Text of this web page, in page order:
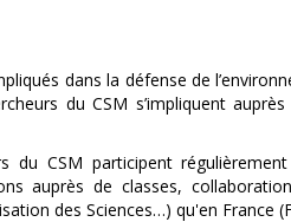
dans la défense de
du CSM s’impliquent
du CSM participent
auprès de classes,
des Sciences…) qu'en France